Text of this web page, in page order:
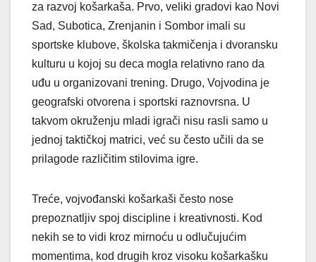
za razvoj košarkaša. Prvo, veliki gradovi kao Novi
Sad, Subotica, Zrenjanin i Sombor imali su
sportske klubove, školska takmičenja i dvoransku
kulturu u kojoj su deca mogla relativno rano da
uđu u organizovani trening. Drugo, Vojvodina je
geografski otvorena i sportski raznovrsna. U
takvom okruženju mladi igrači nisu rasli samo u
jednoj taktičkoj matrici, već su često učili da se
prilagode različitim stilovima igre.
Treće, vojvođanski košarkaši često nose
prepoznatljiv spoj discipline i kreativnosti. Kod
nekih se to vidi kroz mirnoću u odlučujućim
momentima, kod drugih kroz visoku košarkašku